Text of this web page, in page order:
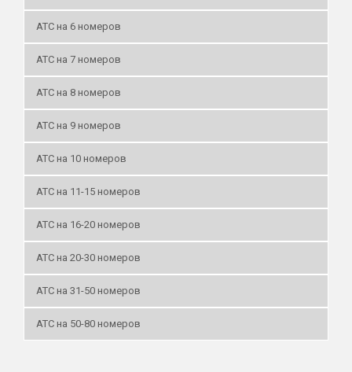
АТС на 6 номеров
АТС на 7 номеров
АТС на 8 номеров
АТС на 9 номеров
АТС на 10 номеров
АТС на 11-15 номеров
АТС на 16-20 номеров
АТС на 20-30 номеров
АТС на 31-50 номеров
АТС на 50-80 номеров